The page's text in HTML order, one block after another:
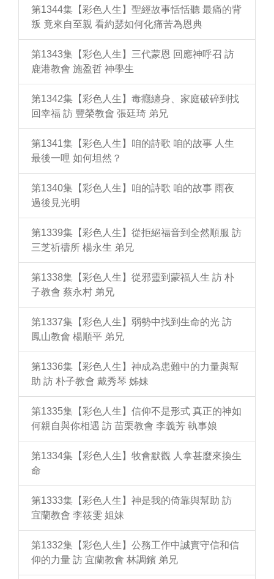
第1344集【彩色人生】聖經故事恬恬聽 最痛的背
叛 竟來自至親 看約瑟如何化痛苦為恩典
第1343集【彩色人生】三代蒙恩 回應神呼召 訪
鹿港教會 施盈哲 神學生
第1342集【彩色人生】毒癮纏身、家庭破碎到找
回幸福 訪 豐榮教會 張廷琦 弟兄
第1341集【彩色人生】咱的詩歌 咱的故事 人生
最後一哩 如何坦然？
第1340集【彩色人生】咱的詩歌 咱的故事 雨夜
過後見光明
第1339集【彩色人生】從拒絕福音到全然順服 訪
三芝祈禱所 楊永生 弟兄
第1338集【彩色人生】從邪靈到蒙福人生 訪 朴
子教會 蔡永村 弟兄
第1337集【彩色人生】弱勢中找到生命的光 訪
鳳山教會 楊順平 弟兄
第1336集【彩色人生】神成為患難中的力量與幫
助 訪 朴子教會 戴秀琴 姊妹
第1335集【彩色人生】信仰不是形式 真正的神如
何親自與你相遇 訪 苗栗教會 李義芳 執事娘
第1334集【彩色人生】牧會默觀 人拿甚麼來換生
命
第1333集【彩色人生】神是我的倚靠與幫助 訪
宜蘭教會 李筱雯 姐妹
第1332集【彩色人生】公務工作中誠實守信和信
仰的力量 訪 宜蘭教會 林調鑌 弟兄